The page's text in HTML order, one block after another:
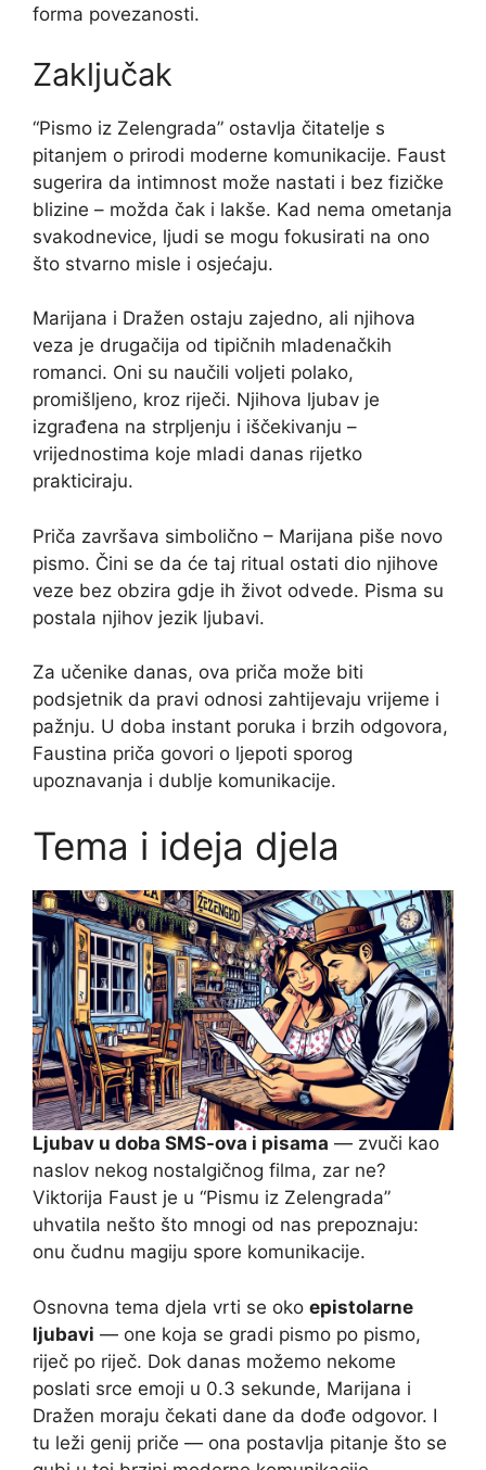
forma povezanosti.
Zaključak
“Pismo iz Zelengrada” ostavlja čitatelje s
pitanjem o prirodi moderne komunikacije. Faust
sugerira da intimnost može nastati i bez fizičke
blizine – možda čak i lakše. Kad nema ometanja
svakodnevice, ljudi se mogu fokusirati na ono
što stvarno misle i osjećaju.
Marijana i Dražen ostaju zajedno, ali njihova
veza je drugačija od tipičnih mladenačkih
romanci. Oni su naučili voljeti polako,
promišljeno, kroz riječi. Njihova ljubav je
izgrađena na strpljenju i iščekivanju –
vrijednostima koje mladi danas rijetko
prakticiraju.
Priča završava simbolično – Marijana piše novo
pismo. Čini se da će taj ritual ostati dio njihove
veze bez obzira gdje ih život odvede. Pisma su
postala njihov jezik ljubavi.
Za učenike danas, ova priča može biti
podsjetnik da pravi odnosi zahtijevaju vrijeme i
pažnju. U doba instant poruka i brzih odgovora,
Faustina priča govori o ljepoti sporog
upoznavanja i dublje komunikacije.
Tema i ideja djela
Ljubav u doba SMS-ova i pisama — zvuči kao
naslov nekog nostalgičnog filma, zar ne?
Viktorija Faust je u “Pismu iz Zelengrada”
uhvatila nešto što mnogi od nas prepoznaju:
onu čudnu magiju spore komunikacije.
Osnovna tema djela vrti se oko epistolarne
ljubavi — one koja se gradi pismo po pismo,
riječ po riječ. Dok danas možemo nekome
poslati srce emoji u 0.3 sekunde, Marijana i
Dražen moraju čekati dane da dođe odgovor. I
tu leži genij priče — ona postavlja pitanje što se